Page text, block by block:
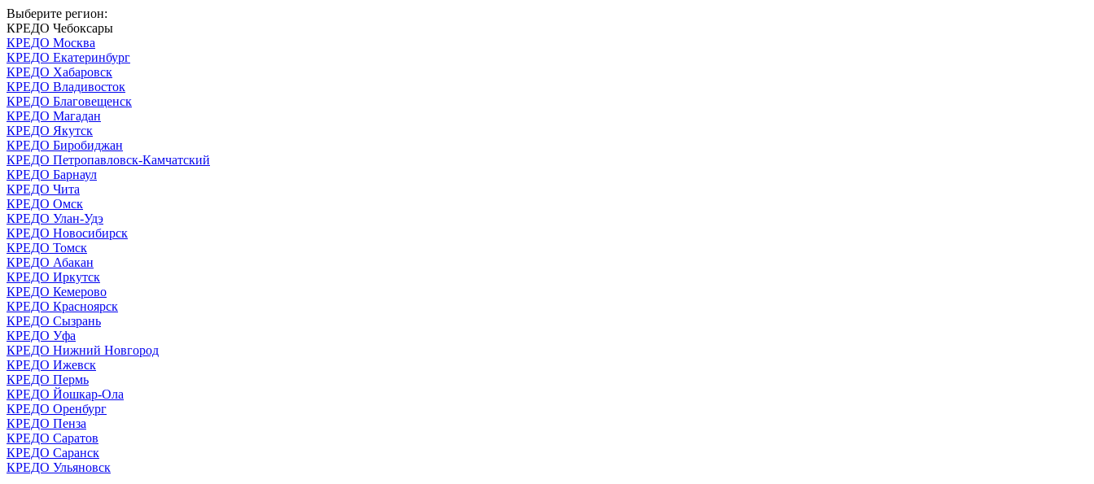
Выберите регион:
КРЕДО Чебоксары
КРЕДО Москва
КРЕДО Екатеринбург
КРЕДО Хабаровск
КРЕДО Владивосток
КРЕДО Благовещенск
КРЕДО Магадан
КРЕДО Якутск
КРЕДО Биробиджан
КРЕДО Петропавловск-Камчатский
КРЕДО Барнаул
КРЕДО Чита
КРЕДО Омск
КРЕДО Улан-Удэ
КРЕДО Новосибирск
КРЕДО Томск
КРЕДО Абакан
КРЕДО Иркутск
КРЕДО Кемерово
КРЕДО Красноярск
КРЕДО Сызрань
КРЕДО Уфа
КРЕДО Нижний Новгород
КРЕДО Ижевск
КРЕДО Пермь
КРЕДО Йошкар-Ола
КРЕДО Оренбург
КРЕДО Пенза
КРЕДО Саратов
КРЕДО Саранск
КРЕДО Ульяновск